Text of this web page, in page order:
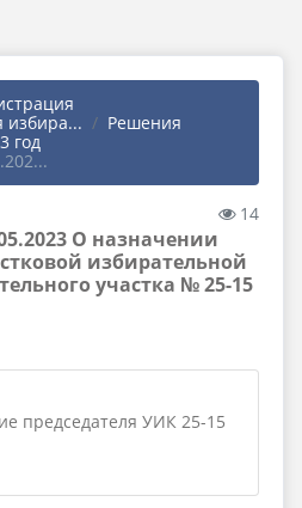
избира...
Решения
год
14
О назначении
избирательной
участка № 25-15
председателя УИК 25-15